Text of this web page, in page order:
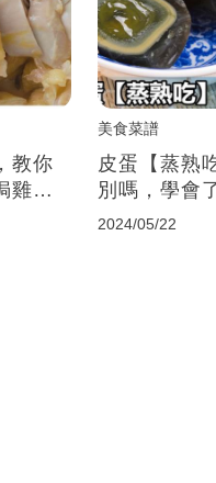
教你
雞還
美食菜譜
皮蛋【蒸熟
別嗎，學會
2024/05/22